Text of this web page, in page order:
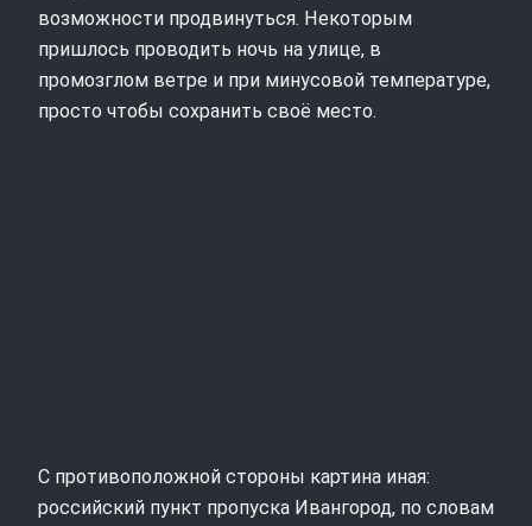
возможности продвинуться. Некоторым
пришлось проводить ночь на улице, в
промозглом ветре и при минусовой температуре,
просто чтобы сохранить своё место.
С противоположной стороны картина иная:
российский пункт пропуска Ивангород, по словам